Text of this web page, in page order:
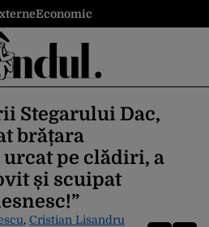
Economic
Stegarului Dac,
brățara
pe clădiri, a
și scuipat
, Cristian Lisandru